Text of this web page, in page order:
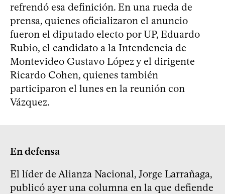
refrendó esa definición. En una rueda de
prensa, quienes oficializaron el anuncio
fueron el diputado electo por UP, Eduardo
Rubio, el candidato a la Intendencia de
Montevideo Gustavo López y el dirigente
Ricardo Cohen, quienes también
participaron el lunes en la reunión con
Vázquez.
En defensa
El líder de Alianza Nacional, Jorge Larrañaga,
publicó ayer una columna en la que defiende